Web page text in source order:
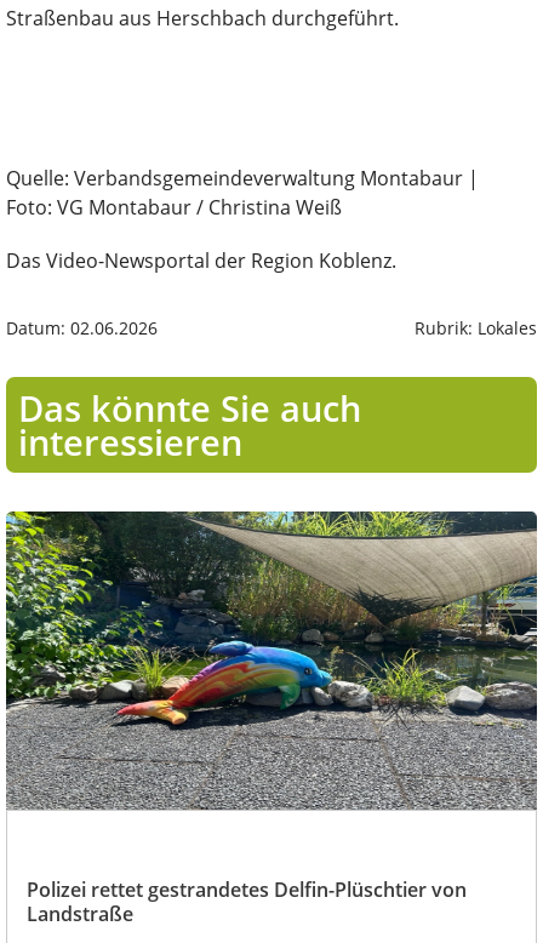
Straßenbau aus Herschbach durchgeführt.
Quelle: Verbandsgemeindeverwaltung Montabaur |
Foto: VG Montabaur / Christina Weiß
Das Video-Newsportal der Region Koblenz.
Datum: 02.06.2026 Rubrik: Lokales
Das könnte Sie auch
interessieren
Polizei rettet gestrandetes Delfin-Plüschtier von
Landstraße